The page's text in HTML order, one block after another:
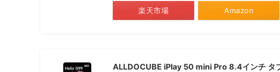
Amazon
楽天市場
ALLDOCUBE iPlay 50 mini Pro 8.4インチ